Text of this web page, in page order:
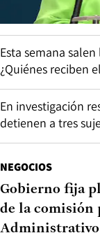
Esta semana
¿Quiénes reciben
En investigación
detienen a tres
NEGOCIOS
Gobierno fija
de la comisión
Administrativo